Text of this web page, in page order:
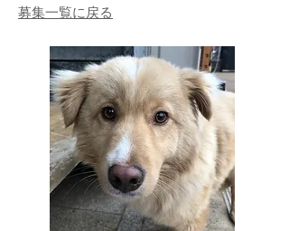
募集一覧に戻る